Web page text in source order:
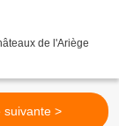
de l'Ariège
suivante >